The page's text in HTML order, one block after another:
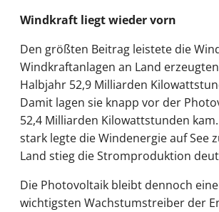
Windkraft liegt wieder vorn
Den größten Beitrag leistete die
Windkraftanlagen an Land
Halbjahr 52,9 Milliarden
Damit lagen sie knapp vor der
52,4 Milliarden Kilowattstunden
stark legte die Windenergie auf See
Land stieg die Stromproduktion
Die Photovoltaik bleibt dennoch
wichtigsten Wachstumstreiber der